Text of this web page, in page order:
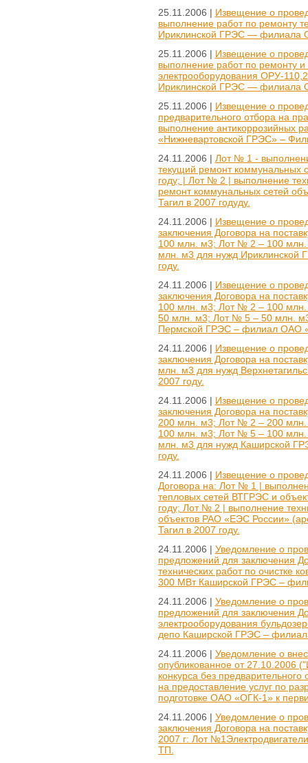
25.11.2006 | Извещение о
выполнение работ по ремонту
Ириклинской ГРЭС — филиала
25.11.2006 | Извещение о
выполнение работ по ремонту
электрооборудования ОРУ-
Ириклинской ГРЭС — филиала
25.11.2006 | Извещение о
предварительного отбора на
выполнение антикоррозийных
«Нижневартовской ГРЭС» –
24.11.2006 | Лот № 1 -
текущий ремонт коммунальных
году; | Лот № 2 | выполнение
ремонт коммунальных сетей
Тагил в 2007 годуду.
24.11.2006 | Извещение о
заключения Договора на
100 млн. м3; Лот № 2 – 100
млн. м3 для нужд
году.
24.11.2006 | Извещение о
заключения Договора на
100 млн. м3; Лот № 2 – 100
50 млн. м3; Лот № 5 – 50 млн.
Пермской ГРЭС – филиал ОАО
24.11.2006 | Извещение о
заключения Договора на
млн. м3 для нужд
2007 году.
24.11.2006 | Извещение о
заключения Договора на
200 млн. м3; Лот № 2 – 200
100 млн. м3; Лот № 5 – 100
млн. м3 для нужд Каширской
году.
24.11.2006 | Извещение о
Договора на: Лот № 1 |
тепловых сетей ВТГРЭС и
году; Лот № 2 | выполнение
объектов РАО «ЕЭС России»
Тагил в 2007 году.
24.11.2006 | Уведомление о
предложений для заключения
технических работ по очистке
300 МВт Каширской ГРЭС –
24.11.2006 | Уведомление о
предложений для заключения
электрооборудования
депо Каширской ГРЭС –
24.11.2006 | Уведомление о
опубликованное от 27.10.2006
конкурса без
на предоставление услуг по
подготовке ОАО «ОГК-1» к
24.11.2006 | Уведомление о
заключения Договора на
2007 г: Лот
ТП.